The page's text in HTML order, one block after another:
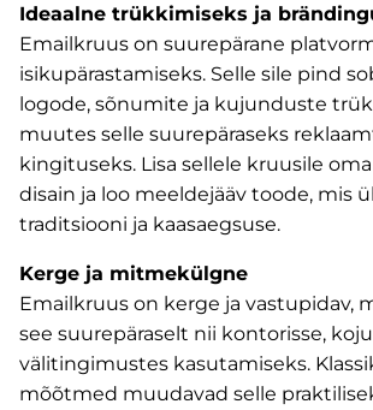
Ideaalne trükkimiseks ja
Emailkruus on suurepärane
isikupärastamiseks. Selle sile pind
logode, sõnumite ja kujunduste
muutes selle suurepäraseks
kingituseks. Lisa sellele kruusile
disain ja loo meeldejääv toode, mis
traditsiooni ja kaasaegsuse.
Kerge ja mitmekülgne
Emailkruus on kerge ja vastupidav,
see suurepäraselt nii kontorisse,
välitingimustes kasutamiseks.
mõõtmed muudavad selle